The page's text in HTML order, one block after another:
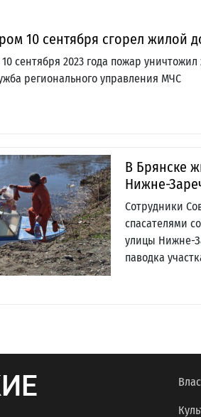
10 сентября сгорел жилой
сентября 2023 года пожар
регионального управления МЧС
В Брянске
Нижне-
Сотрудники
спасателями
улицы Нижне-
паводка